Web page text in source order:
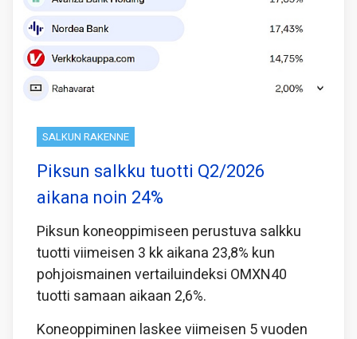
SALKUN RAKENNE
Piksun salkku tuotti Q2/2026
aikana noin 24%
Piksun koneoppimiseen perustuva salkku
tuotti viimeisen 3 kk aikana 23,8% kun
pohjoismainen vertailuindeksi OMXN40
tuotti samaan aikaan 2,6%.
Koneoppiminen laskee viimeisen 5 vuoden